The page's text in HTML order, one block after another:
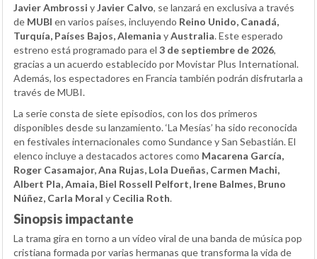
Javier Ambrossi yJavier Calvo, se lanzará en exclusiva a través
de MUBI en varios países, incluyendo Reino Unido, Canadá,
Turquía, Países Bajos, Alemania yAustralia. Este esperado
estreno está programado para el 3 de septiembre de 2026,
gracias a un acuerdo establecido por Movistar Plus International.
Además, los espectadores en Francia también podrán disfrutarla a
través de MUBI.
La serie consta de siete episodios, con los dos primeros
disponibles desde su lanzamiento. ‘La Mesías’ ha sido reconocida
en festivales internacionales como Sundance y San Sebastián. El
elenco incluye a destacados actores como Macarena García,
Roger Casamajor, Ana Rujas, Lola Dueñas, Carmen Machi,
Albert Pla, Amaia, Biel Rossell Pelfort, Irene Balmes, Bruno
Núñez, Carla Moral y Cecilia Roth.
Sinopsis impactante
La trama gira en torno a un vídeo viral de una banda de música pop
cristiana formada por varias hermanas que transforma la vida de